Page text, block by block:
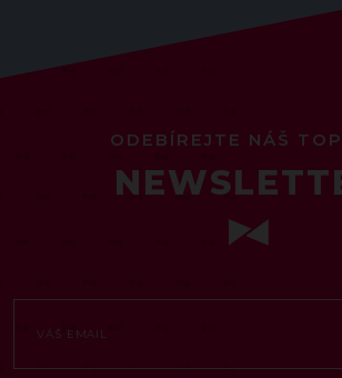
ODEBÍREJTE NÁŠ